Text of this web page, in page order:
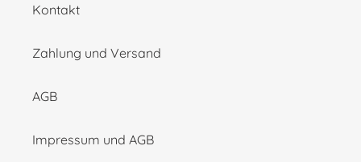
Kontakt
Zahlung und Versand
AGB
Impressum und AGB